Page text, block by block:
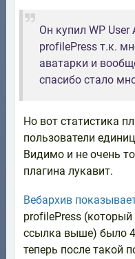
Он купил WP User
profilePress т.к.
аватарки и
спасибо стало
Но вот статистика
пользователи
Видимо и не очень
плагина лукавит.
Вебархив
profilePress
ссылка выше) было
теперь после такой